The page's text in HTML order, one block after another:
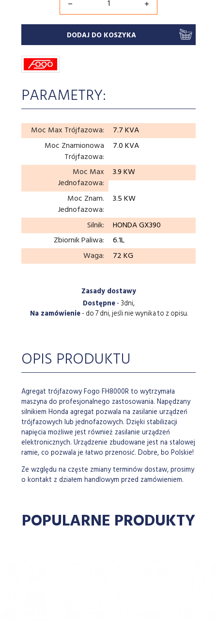
DODAJ DO KOSZYKA
PARAMETRY:
Moc Max Trójfazowa:
7.7 KVA
Moc Znamionowa
Trójfazowa:
7.0 KVA
Moc Max
Jednofazowa:
3.9 KW
Moc Znam.
Jednofazowa:
3.5 KW
Silnik:
HONDA GX390
Zbiornik Paliwa:
6.1L
Waga:
72 KG
Zasady dostawy
Dostępne- 3dni,
Na zamówienie- do 7 dni, jeśli nie wynika to z opisu.
OPIS PRODUKTU
Agregat trójfazowy Fogo FH8000R to wytrzymała
maszyna do profesjonalnego zastosowania. Napędzany
silnikiem Honda agregat pozwala na zasilanie urządzeń
trójfazowych lub jednofazowych. Dzięki stabilizacji
napięcia możliwe jest również zasilanie urządzeń
elektronicznych. Urządzenie zbudowane jest na stalowej
ramie, co pozwala je łatwo przenosić. Dobre, bo Polskie!
Ze względu na częste zmiany terminów dostaw, prosimy
o kontakt z działem handlowym przed zamówieniem.
POPULARNE PRODUKTY